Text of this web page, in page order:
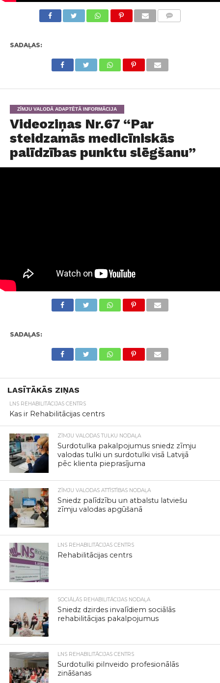
SADAĻAS:
ZĪMJU VALODĀ ADAPTĒTĀ INFORMĀCIJA
Videoziņas Nr.67 “Par
steidzamās medicīniskās
palīdzības punktu slēgšanu”
SADAĻAS:
LASĪTĀKĀS ZIŅAS
LNS REHABILITĀCIJAS CENTRS
Kas ir Rehabilitācijas centrs
ZĪMJU VALODAS TULKU NODAĻA
Surdotulka pakalpojumus sniedz zīmju
valodas tulki un surdotulki visā Latvijā
pēc klienta pieprasījuma
ZĪMJU VALODAS ATTĪSTĪBAS NODAĻA
Sniedz palīdzību un atbalstu latviešu
zīmju valodas apgūšanā
LNS REHABILITĀCIJAS CENTRS
Rehabilitācijas centrs
SOCIĀLĀS REHABILITĀCIJAS NODAĻA
Sniedz dzirdes invalīdiem sociālās
rehabilitācijas pakalpojumus
LNS REHABILITĀCIJAS CENTRS
Surdotulki pilnveido profesionālās
zināšanas